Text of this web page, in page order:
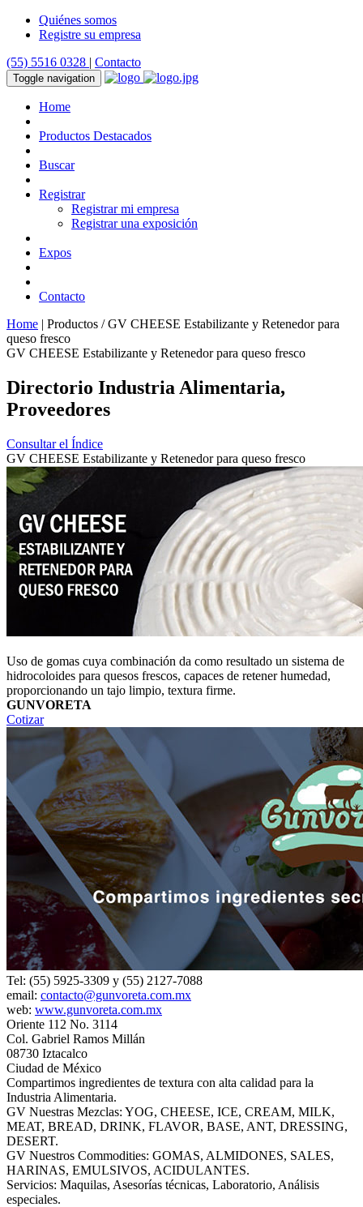
Quiénes somos
Registre su empresa
(55) 5516 0328 | Contacto
Toggle navigation
Home
Productos Destacados
Buscar
Registrar
Registrar mi empresa
Registrar una exposición
Expos
Contacto
Home | Productos / GV CHEESE Estabilizante y Retenedor para
queso fresco
GV CHEESE Estabilizante y Retenedor para queso fresco
Directorio Industria Alimentaria,
Proveedores
Consultar el Índice
GV CHEESE Estabilizante y Retenedor para queso fresco
Uso de gomas cuya combinación da como resultado un sistema de
hidrocoloides para quesos frescos, capaces de retener humedad,
proporcionando un tajo limpio, textura firme.
GUNVORETA
Cotizar
Tel: (55) 5925-3309 y (55) 2127-7088
email: contacto@gunvoreta.com.mx
web: www.gunvoreta.com.mx
Oriente 112 No. 3114
Col. Gabriel Ramos Millán
08730 Iztacalco
Ciudad de México
Compartimos ingredientes de textura con alta calidad para la
Industria Alimentaria.
GV Nuestras Mezclas: YOG, CHEESE, ICE, CREAM, MILK,
MEAT, BREAD, DRINK, FLAVOR, BASE, ANT, DRESSING,
DESERT.
GV Nuestros Commodities: GOMAS, ALMIDONES, SALES,
HARINAS, EMULSIVOS, ACIDULANTES.
Servicios: Maquilas, Asesorías técnicas, Laboratorio, Análisis
especiales.